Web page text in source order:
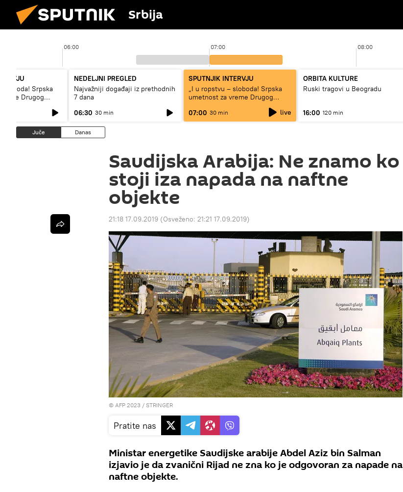
Srbija
06:00 07:00 08:00
sloboda! Srpska
Drugog
NEDELJNI PREGLED
Najvažniji događaji iz prethodnih
7 dana
06:30 30 min
SPUTNJIK INTERVJU
„I u ropstvu – sloboda! Srpska
umetnost za vreme Drugog
07:00 30 min live
ORBITA KULTURE
Ruski tragovi u Beogradu
16:00 120 min
Juče Danas
Saudijska Arabija: Ne znamo ko
stoji iza napada na naftne
objekte
21:18 17.09.2019 (Osveženo: 21:21 17.09.2019)
© AFP 2023 / STRINGER
Pratite nas
Ministar energetike Saudijske arabije Abdel Aziz bin Salman
izjavio je da zvanični Rijad ne zna ko je odgovoran za napade na
naftne objekte.